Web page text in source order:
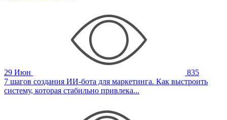
29 Июн
835
7 шагов создания ИИ-бота для маркетинга. Как выстроить
систему, которая стабильно привлека...